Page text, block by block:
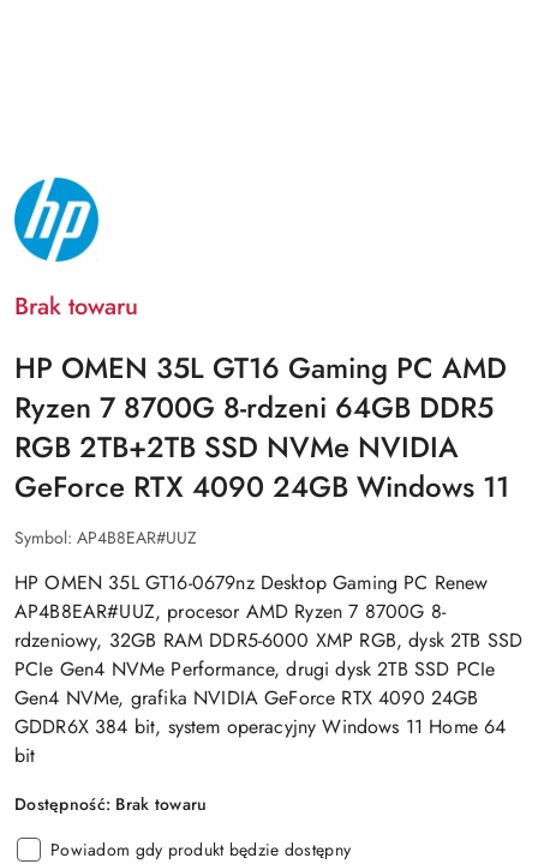
NAZWA
PRODUCENTA:
HP
Brak towaru
HP OMEN 35L GT16 Gaming PC AMD
Ryzen 7 8700G 8-rdzeni 64GB DDR5
RGB 2TB+2TB SSD NVMe NVIDIA
GeForce RTX 4090 24GB Windows 11
Symbol: AP4B8EAR#UUZ
HP OMEN 35L GT16-0679nz Desktop Gaming PC Renew
AP4B8EAR#UUZ, procesor AMD Ryzen 7 8700G 8-
rdzeniowy, 32GB RAM DDR5-6000 XMP RGB, dysk 2TB SSD
PCIe Gen4 NVMe Performance, drugi dysk 2TB SSD PCIe
Gen4 NVMe, grafika NVIDIA GeForce RTX 4090 24GB
GDDR6X 384 bit, system operacyjny Windows 11 Home 64
bit
Dostępność: Brak towaru
Powiadom gdy produkt będzie dostępny